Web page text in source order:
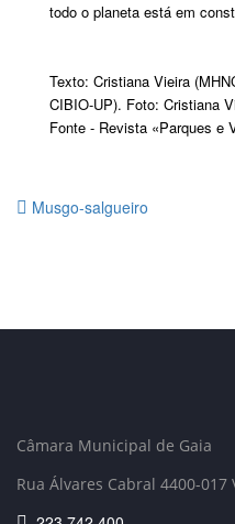
todo o planeta está em
Texto: Cristiana Vieira
CIBIO-UP). Foto: Cristiana
Fonte - Revista «Parques e
Musgo-salgueiro
Câmara Municipal de Gaia
Rua Álvares Cabral 4400-017